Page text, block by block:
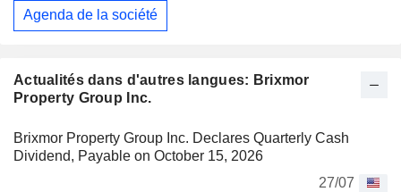
Actualités dans d'autres langues: Brixmor
Property Group Inc.
Brixmor Property Group Inc. Declares Quarterly Cash
Dividend, Payable on October 15, 2026
27/07
Agenda de la société